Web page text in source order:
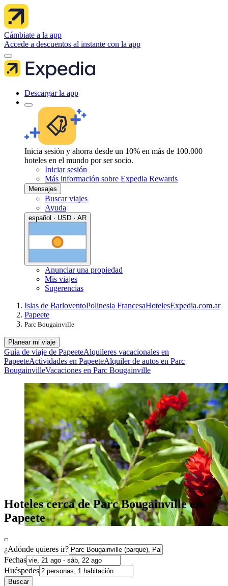
Cámbiate a la app
Accede a descuentos al instante con la app
Descargar la app
Inicia sesión y ahorra desde un 10% en más de 100.000
hoteles en el mundo por ser socio.
Iniciar sesión
Más información sobre Expedia Rewards
Mensajes
Buscar viajes
Ayuda
español · USD · AR
Anunciar una propiedad
Mis viajes
Sugerencias
Islas de BarloventoPolinesia FrancesaHotelesExpedia.com.ar
Papeete
Parc Bougainville
Planear mi viaje
Guía de viaje de PapeeteAlquileres vacacionales en
PapeeteActividades en PapeeteAlquiler de autos en Parc
BougainvilleVacaciones en Parc Bougainville
Hoteles cerca de Parc Bougainville en
Papeete
¿Adónde quieres ir?
Fechas
Huéspedes
Buscar